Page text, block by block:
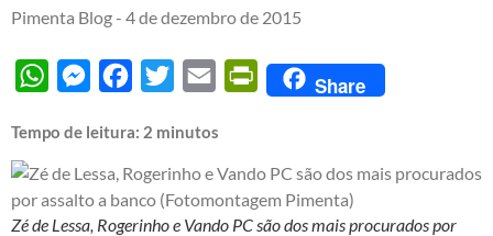
Pimenta Blog - 4 de dezembro de 2015
WhatsAppMessengerFacebook
Twitter Email PrintFriendly
Share
Tempo de leitura: 2 minutos
Zé de Lessa, Rogerinho e Vando PC são dos mais procurados por